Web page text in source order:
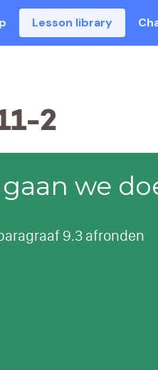
Lesson library
2
we
9.3 afronden